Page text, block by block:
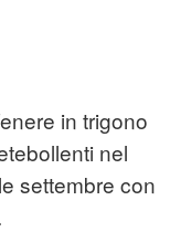
in trigono
nel
settembre con